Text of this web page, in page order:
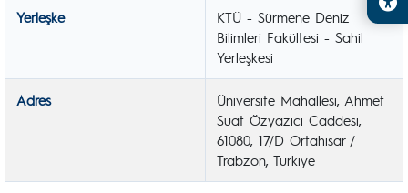
Yerleşke
KTÜ - Sürmene Deniz
Bilimleri Fakültesi - Sahil
Yerleşkesi
Adres
Üniversite Mahallesi, Ahmet
Suat Özyazıcı Caddesi,
61080, 17/D Ortahisar /
Trabzon, Türkiye